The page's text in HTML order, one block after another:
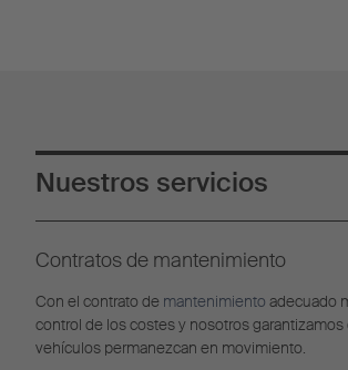
Nuestros servicios
Contratos de mantenimiento
Con el contrato de mantenimiento adecuado
control de los costes y nosotros
vehículos permanezcan en movimiento.